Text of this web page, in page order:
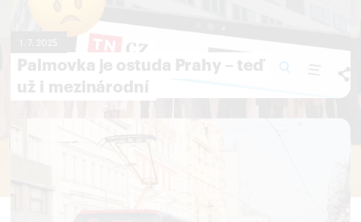
Palmovka je ostuda Prahy – teď
už i mezinárodní
1. 7. 2025